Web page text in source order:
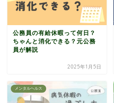
公務員の有給休暇って何日？
ちゃんと消化できる？元公務
員が解説
2025年1月5日
メンタルヘルス